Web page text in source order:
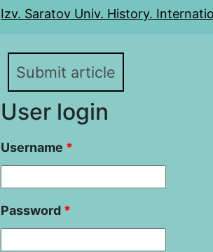
Izv. Saratov Univ. History.
Submit article
User login
Username *
Password *